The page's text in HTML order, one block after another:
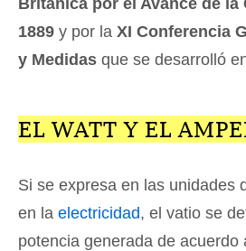
1889 y por la XI Conferencia
y Medidas que se desarrolló
EL WATT Y EL
Si se expresa en las unidades
en la electricidad, el vatio se
potencia generada de acuerdo